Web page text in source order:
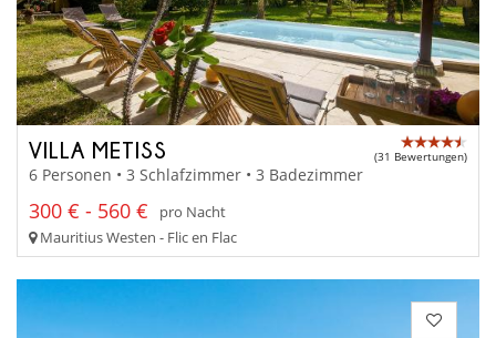
VILLA METISS (31 Bewertungen)
6 Personen • 3 Schlafzimmer • 3 Badezimmer
300 € - 560 €
pro Nacht
Mauritius Westen - Flic en Flac